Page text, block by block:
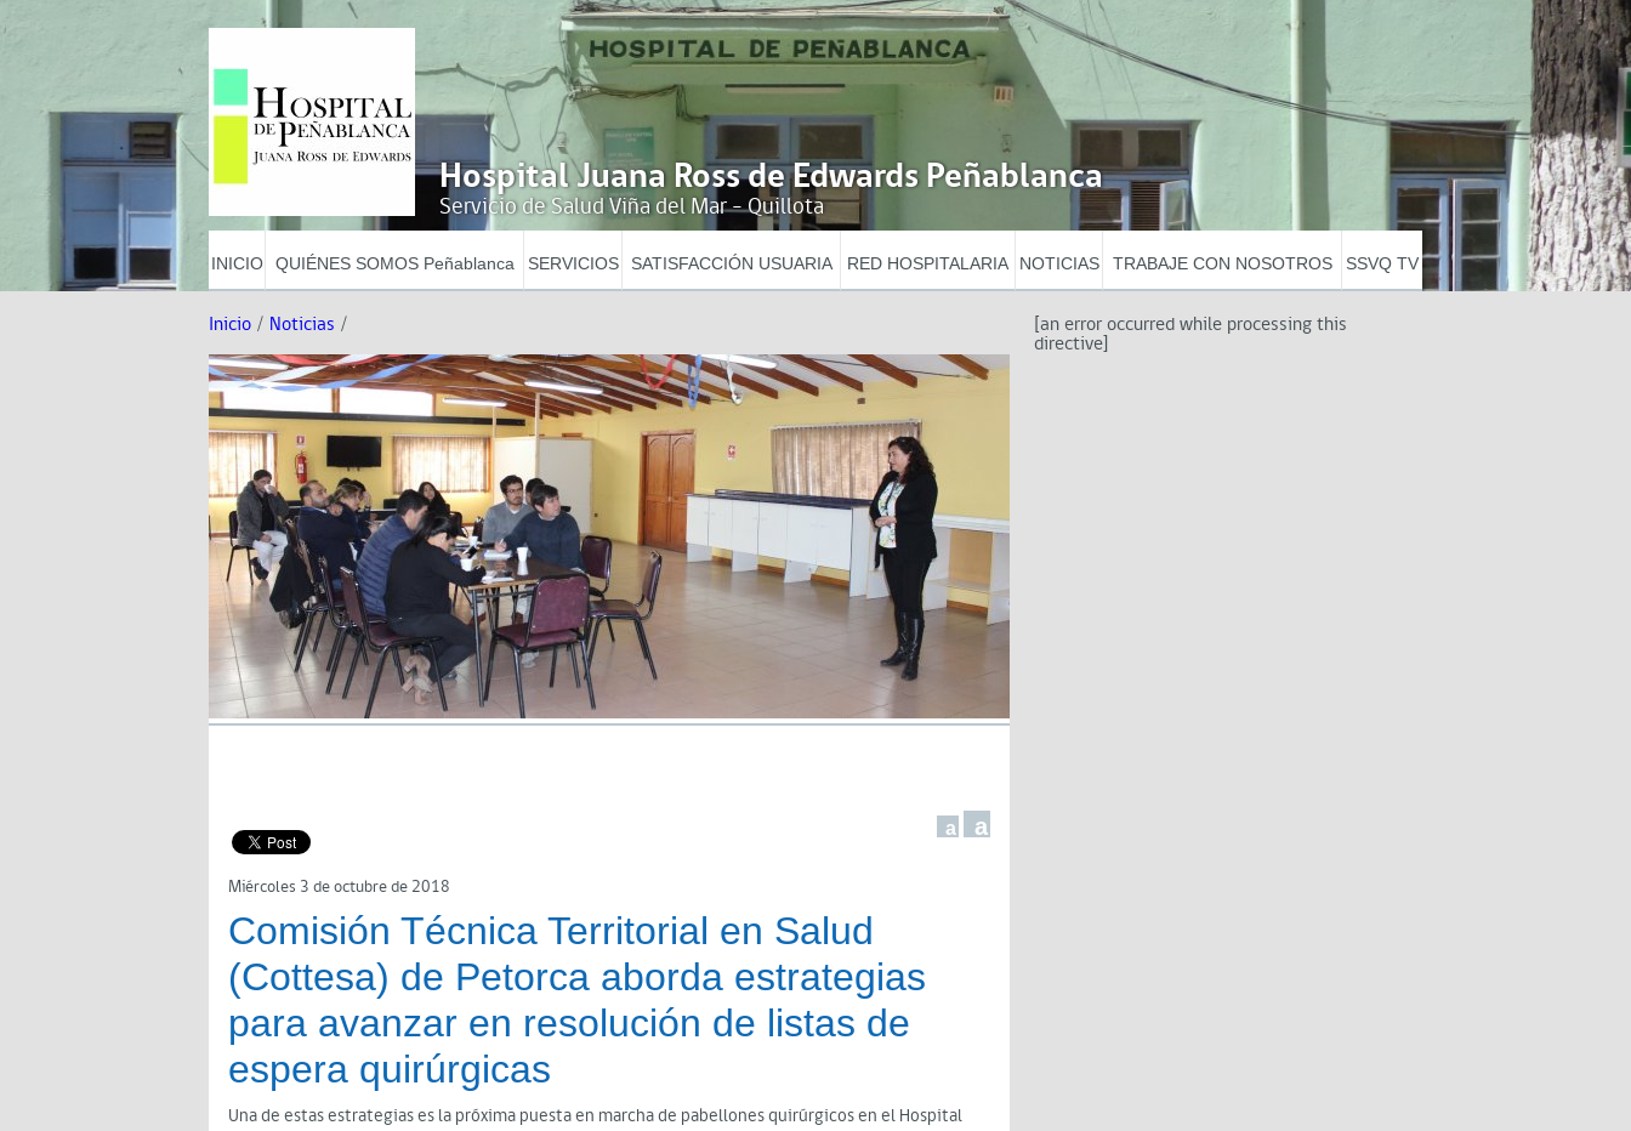
Hospital Juana Ross de Edwards Peñablanca
Servicio de Salud Viña del Mar - Quillota
INICIO QUIÉNES SOMOS Peñablanca SERVICIOS SATISFACCIÓN USUARIA RED HOSPITALARIA NOTICIAS TRABAJE CON NOSOTROS SSVQ TV
Inicio / Noticias /
a a
Miércoles 3 de octubre de 2018
Comisión Técnica Territorial en Salud
(Cottesa) de Petorca aborda estrategias
para avanzar en resolución de listas de
espera quirúrgicas
Una de estas estrategias es la próxima puesta en marcha de pabellones quirúrgicos en el Hospital
[an error occurred while processing this
directive]